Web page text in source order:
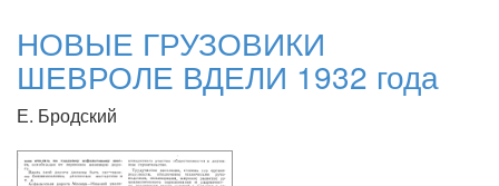
НОВЫЕ ГРУЗОВИКИ
ШЕВРОЛЕ ВДЕЛИ 1932 года
Е. Бродский